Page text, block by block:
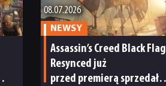
08.07.2026
NEWSY
Assassin’s Creed Black Flag
Resynced już
przed premierą sprzedał